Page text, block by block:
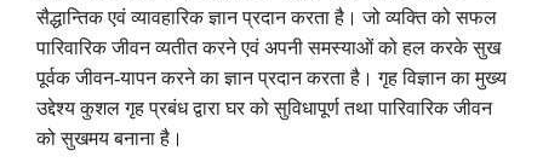
सैद्धान्तिक एवं व्यावहारिक ज्ञान प्रदान करता है। जो व्यक्ति को सफल
पारिवारिक जीवन व्यतीत करने एवं अपनी समस्याओं को हल करके सुख
पूर्वक जीवन-यापन करने का ज्ञान प्रदान करता है। गृह विज्ञान का मुख्य
उद्देश्य कुशल गृह प्रबंध द्वारा घर को सुविधापूर्ण तथा पारिवारिक जीवन
को सुखमय बनाना है।